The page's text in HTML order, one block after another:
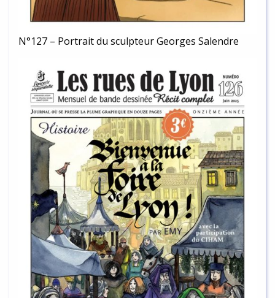
N°127 – Portrait du sculpteur Georges Salendre